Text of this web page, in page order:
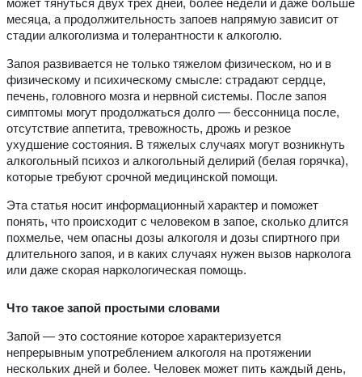
месяца, а продолжительность запоев напрямую зависит от
стадии алкоголизма и толерантности к алкоголю.
Запоя развивается не только тяжелом физическом, но и в
физическому и психическому смысле: страдают сердце,
печень, головного мозга и нервной системы. После запоя
симптомы могут продолжаться долго — бессонница после,
отсутствие аппетита, тревожность, дрожь и резкое
ухудшение состояния. В тяжелых случаях могут возникнуть
алкогольный психоз и алкогольный делирий (белая горячка),
которые требуют срочной медицинской помощи.
Эта статья носит информационный характер и поможет
понять, что происходит с человеком в запое, сколько длится
похмелье, чем опасны дозы алкоголя и дозы спиртного при
длительного запоя, и в каких случаях нужен вызов нарколога
или даже скорая наркологическая помощь.
Что такое запой простыми словами
Запой — это состояние которое характеризуется
непрерывным употреблением алкоголя на протяжении
нескольких дней и более. Человек может пить каждый день,